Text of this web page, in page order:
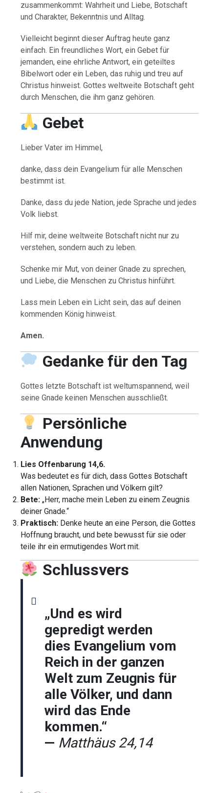
zusammenkommt: Wahrheit und Liebe, Botschaft
und Charakter, Bekenntnis und Alltag.
Vielleicht beginnt dieser Auftrag heute ganz
einfach. Ein freundliches Wort, ein Gebet für
jemanden, eine ehrliche Antwort, ein geteiltes
Bibelwort oder ein Leben, das ruhig und treu auf
Christus hinweist. Gottes weltweite Botschaft geht
durch Menschen, die ihm ganz gehören.
Gebet
Lieber Vater im Himmel,
danke, dass dein Evangelium für alle Menschen
bestimmt ist.
Danke, dass du jede Nation, jede Sprache und jedes
Volk liebst.
Hilf mir, deine weltweite Botschaft nicht nur zu
verstehen, sondern auch zu leben.
Schenke mir Mut, von deiner Gnade zu sprechen,
und Liebe, die Menschen zu Christus hinführt.
Lass mein Leben ein Licht sein, das auf deinen
kommenden König hinweist.
Amen.
Gedanke für den Tag
Gottes letzte Botschaft ist weltumspannend, weil
seine Gnade keinen Menschen ausschließt.
Persönliche
Anwendung
Lies Offenbarung 14,6.
Was bedeutet es für dich, dass Gottes Botschaft
allen Nationen, Sprachen und Völkern gilt?
Bete: „Herr, mache mein Leben zu einem Zeugnis
deiner Gnade.“
Praktisch: Denke heute an eine Person, die Gottes
Hoffnung braucht, und bete bewusst für sie oder
teile ihr ein ermutigendes Wort mit.
Schlussvers
„Und es wird
gepredigt werden
dies Evangelium vom
Reich in der ganzen
Welt zum Zeugnis für
alle Völker, und dann
wird das Ende
kommen.“
— Matthäus 24,14